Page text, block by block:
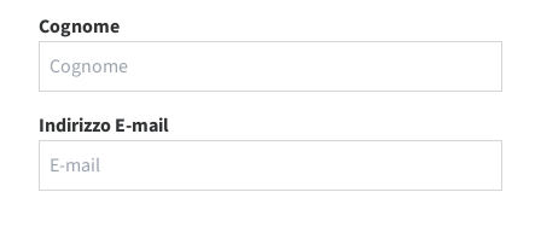
Cognome
Indirizzo E-mail